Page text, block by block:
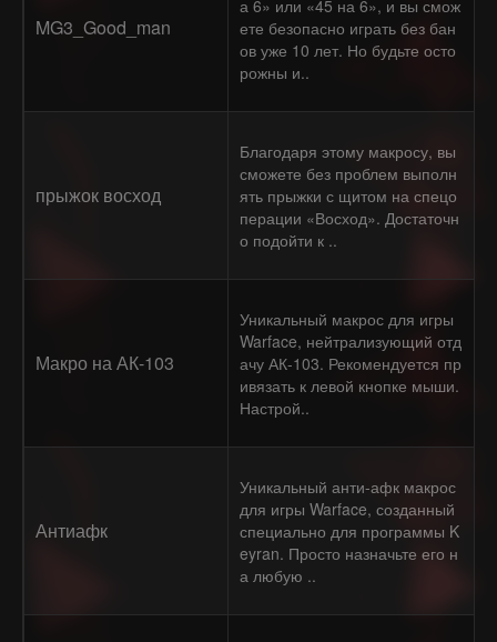
MG3_Good_man
а 6» или «45 на 6», и вы смож
ете безопасно играть без бан
ов уже 10 лет. Но будьте осто
рожны и..
прыжок восход
Благодаря этому макросу, вы
сможете без проблем выполн
ять прыжки с щитом на спецо
перации «Восход». Достаточн
о подойти к ..
Макро на АК-103
Уникальный макрос для игры
Warface, нейтрализующий отд
ачу АК-103. Рекомендуется пр
ивязать к левой кнопке мыши.
Настрой..
Антиафк
Уникальный анти-афк макрос
для игры Warface, созданный
специально для программы K
eyran. Просто назначьте его н
а любую ..